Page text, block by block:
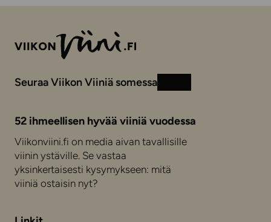
Seuraa Viikon Viiniä somessa
52 ihmeellisen hyvää viiniä vuodessa
Viikonviini.fi on media aivan tavallisille
viinin ystäville. Se vastaa
yksinkertaisesti kysymykseen: mitä
viiniä ostaisin nyt?